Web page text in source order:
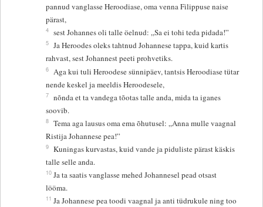
pannud vanglasse Heroodiase, oma venna Filippuse naise
pärast,
4 sest Johannes oli talle öelnud: „Sa ei tohi teda pidada!”
5 Ja Heroodes oleks tahtnud Johannese tappa, kuid kartis
rahvast, sest Johannest peeti prohvetiks.
6 Aga kui tuli Heroodese sünnipäev, tantsis Heroodiase tütar
nende keskel ja meeldis Heroodesele,
7 nõnda et ta vandega tõotas talle anda, mida ta iganes
soovib.
8 Tema aga lausus oma ema õhutusel: „Anna mulle vaagnal
Ristija Johannese pea!”
9 Kuningas kurvastas, kuid vande ja piduliste pärast käskis
talle selle anda.
10 Ja ta saatis vanglasse mehed Johannesel pead otsast
lööma.
11 Ja Johannese pea toodi vaagnal ja anti tüdrukule ning too